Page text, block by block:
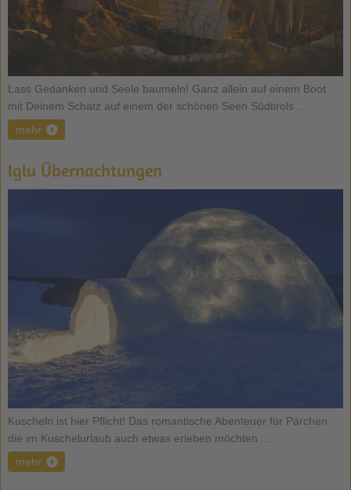
Lass Gedanken und Seele baumeln! Ganz allein auf einem Boot
mit Deinem Schatz auf einem der schönen Seen Südtirols ...
mehr
Iglu Übernachtungen
Kuscheln ist hier Pflicht! Das romantische Abenteuer für Pärchen
die im Kuschelurlaub auch etwas erleben möchten ...
mehr